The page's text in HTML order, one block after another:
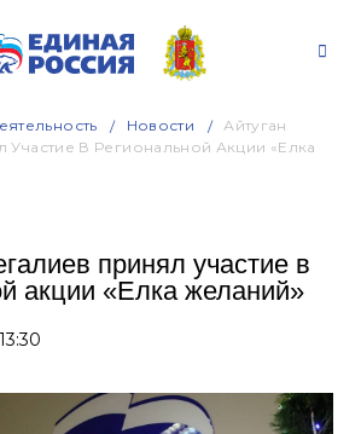
Новости
Айтуган
Участие В Региональной Акции «Елка
принял участие в
акции «Елка желаний»
13:30